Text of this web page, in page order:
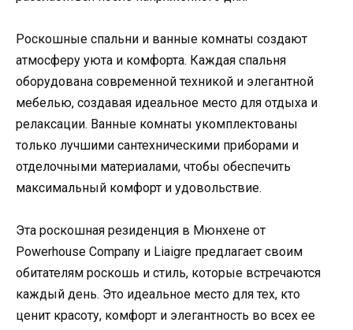
Роскошные спальни и ванные комнаты создают
атмосферу уюта и комфорта. Каждая спальня
оборудована современной техникой и элегантной
мебелью, создавая идеальное место для отдыха и
релаксации. Ванные комнаты укомплектованы
только лучшими сантехническими приборами и
отделочными материалами, чтобы обеспечить
максимальный комфорт и удовольствие.
Эта роскошная резиденция в Мюнхене от
Powerhouse Company и Liaigre предлагает своим
обитателям роскошь и стиль, которые встречаются
каждый день. Это идеальное место для тех, кто
ценит красоту, комфорт и элегантность во всех ее